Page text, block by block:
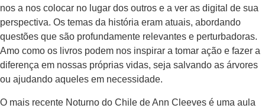
nos a nos colocar no lugar dos outros e a ver as digital de sua
perspectiva. Os temas da história eram atuais, abordando
questões que são profundamente relevantes e perturbadoras.
Amo como os livros podem nos inspirar a tomar ação e fazer a
diferença em nossas próprias vidas, seja salvando as árvores
ou ajudando aqueles em necessidade.
O mais recente Noturno do Chile de Ann Cleeves é uma aula